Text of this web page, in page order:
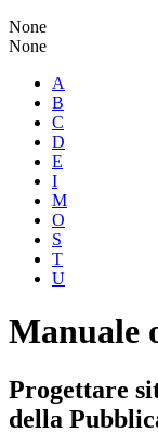
None
None
A
B
C
D
E
I
M
O
S
T
U
Manuale
Progettare
della